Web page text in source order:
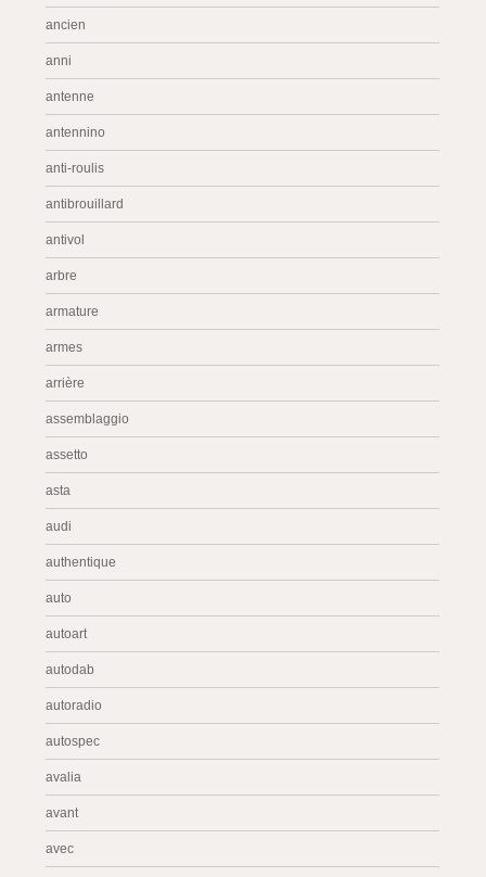
ancien
anni
antenne
antennino
anti-roulis
antibrouillard
antivol
arbre
armature
armes
arrière
assemblaggio
assetto
asta
audi
authentique
auto
autoart
autodab
autoradio
autospec
avalia
avant
avec